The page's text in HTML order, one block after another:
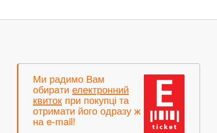
Ми радимо Вам
обирати електронний
квиток при покупці та
отримати його одразу ж
на e-mail!